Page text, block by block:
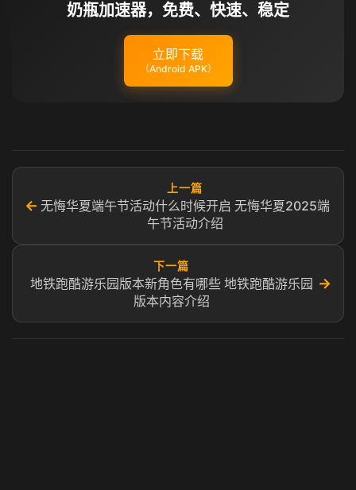
奶瓶加速器，免费、快速、稳定
立即下载
（Android APK）
←
上一篇
无悔华夏端午节活动什么时候开启 无悔华夏2025端
午节活动介绍
下一篇
地铁跑酷游乐园版本新角色有哪些 地铁跑酷游乐园
版本内容介绍
→